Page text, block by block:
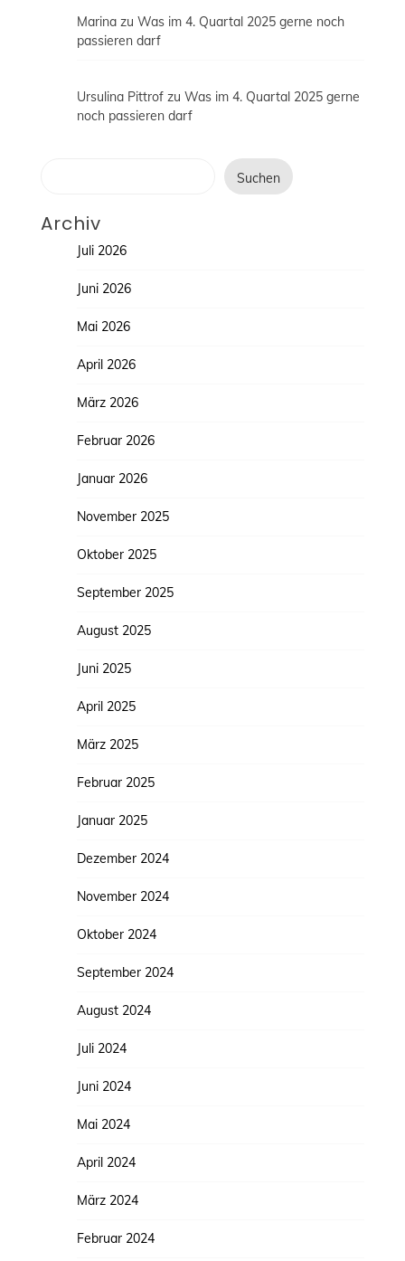
Marinazu Was im 4. Quartal 2025 gerne noch
passieren darf
Ursulina Pittrofzu Was im 4. Quartal 2025 gerne
noch passieren darf
Suchen
Archiv
Juli 2026
Juni 2026
Mai 2026
April 2026
März 2026
Februar 2026
Januar 2026
November 2025
Oktober 2025
September 2025
August 2025
Juni 2025
April 2025
März 2025
Februar 2025
Januar 2025
Dezember 2024
November 2024
Oktober 2024
September 2024
August 2024
Juli 2024
Juni 2024
Mai 2024
April 2024
März 2024
Februar 2024